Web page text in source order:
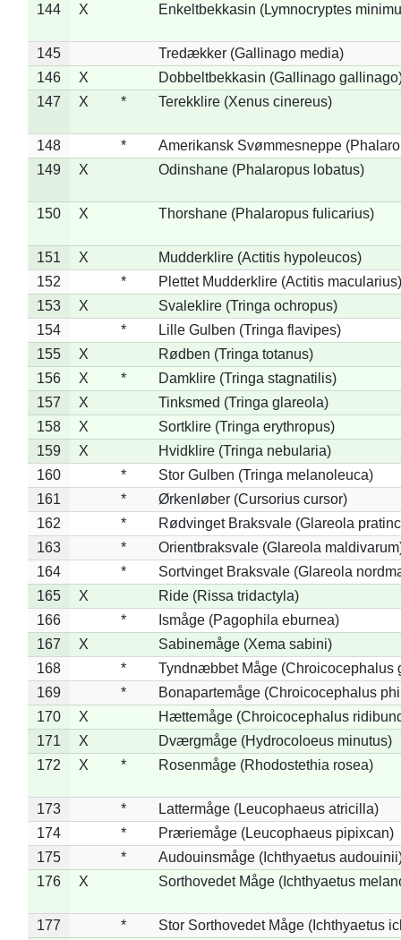
144
X Enkeltbekkasin (Lymnocryptes
145
Tredækker (Gallinago media)
146
X
Dobbeltbekkasin (Gallinago
147
X * Terekklire (Xenus cinereus)
148 *
Amerikansk Svømmesneppe
149
X Odinshane (Phalaropus lobatus)
150 X Thorshane (Phalaropus fulicarius)
151 X
Mudderklire (Actitis hypoleucos)
152
*
Plettet Mudderklire (Actitis macularius)
153
X
Svaleklire (Tringa ochropus)
154
*
Lille Gulben (Tringa flavipes)
155
X
Rødben (Tringa totanus)
156
X *
Damklire (Tringa stagnatilis)
157
X
Tinksmed (Tringa glareola)
158
X
Sortklire (Tringa erythropus)
159
X
Hvidklire (Tringa nebularia)
160
*
Stor Gulben (Tringa melanoleuca)
161
*
Ørkenløber (Cursorius cursor)
162
*
Rødvinget Braksvale (Glareola
163
*
Orientbraksvale (Glareola
164
*
Sortvinget Braksvale (Glareola
165
X
Ride (Rissa tridactyla)
166
*
Ismåge (Pagophila eburnea)
167
X
Sabinemåge (Xema sabini)
168
*
Tyndnæbbet Måge (Chroicocephalus
169
*
Bonapartemåge (Chroicocephalus
170
X
Hættemåge (Chroicocephalus
171
X
Dværgmåge (Hydrocoloeus minutus)
172
X * Rosenmåge (Rhodostethia rosea)
173 *
Lattermåge (Leucophaeus atricilla)
174
*
Præriemåge (Leucophaeus pipixcan)
175
*
Audouinsmåge (Ichthyaetus
176
X Sorthovedet Måge (Ichthyaetus
177 *
Stor Sorthovedet Måge (Ichthyaetus